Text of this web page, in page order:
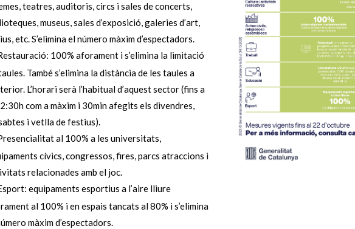
teatres, auditoris, circs i sales de concerts,
museus, sales d’exposició, galeries d’art,
etc. S’elimina el número màxim d’espectadors.
100% aforament i s’elimina la limitació
També s’elimina la distància de les taules a
L’horari serà l’habitual d’aquest sector (fins a
com a màxim i 30min afegits els divendres,
i vetlla de festius).
al 100% a les universitats,
cívics, congressos, fires, parcs atraccions i
relacionades amb el joc.
equipaments esportius a l’aire lliure
al 100% i en espais tancats al 80% i s’elimina
màxim d’espectadors.